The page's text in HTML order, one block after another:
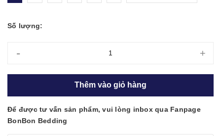
Số lượng:
- +
Thêm vào giỏ hàng
Để được tư vấn sản phẩm, vui lòng inbox qua Fanpage
BonBon Bedding